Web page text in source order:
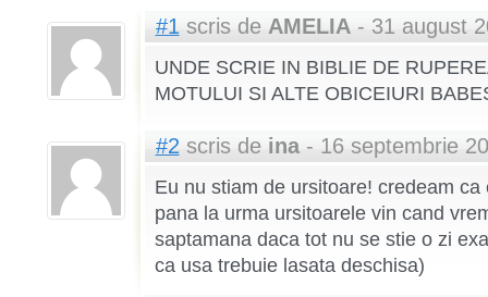
#1scris de AMELIA- 31 august
UNDE SCRIE IN BIBLIE DE
MOTULUI SI ALTE OBICEIURI
#2scris de ina- 16 septembrie
Eu nu stiam de ursitoare! credeam
pana la urma ursitoarele vin cand
saptamana daca tot nu se stie o zi
ca usa trebuie lasata deschisa)